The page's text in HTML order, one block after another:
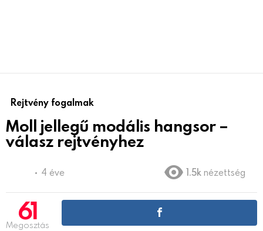
Rejtvény fogalmak
Moll jellegű modális hangsor –
válasz rejtvényhez
4 éve 1.5k nézettség
61
Megosztás